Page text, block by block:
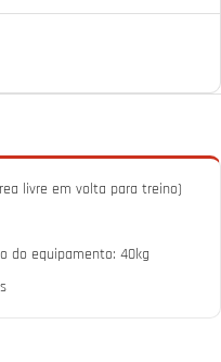
livre em volta para treino)
do equipamento: 40kg